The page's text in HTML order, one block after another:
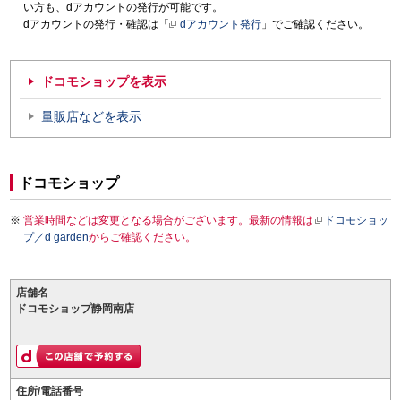
い方も、dアカウントの発行が可能です。
dアカウントの発行・確認は「
dアカウント発行 」でご確認ください。
ドコモショップを表示
量販店などを表示
ドコモショップ
営業時間などは変更となる場合がございます。最新の情報は
ドコモショッ
プ／d gardenからご確認ください。
店舗名
ドコモショップ静岡南店
住所/電話番号